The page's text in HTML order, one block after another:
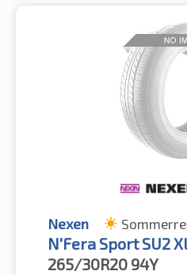
Nexen
N'Fera Sport SU2
265/30R20 94Y